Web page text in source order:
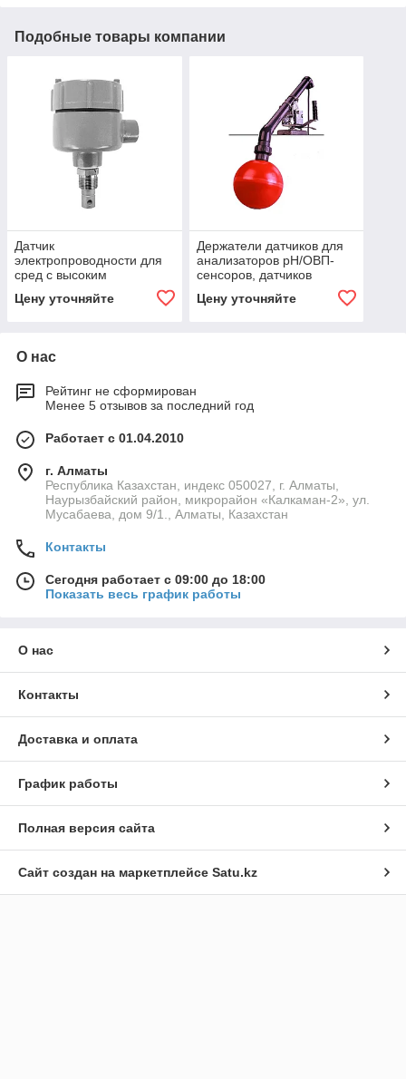
Подобные товары компании
Датчик
электропроводности для
сред с высоким
температурой SC42/SX42
Цену уточняйте
Держатели датчиков для
анализаторов pH/ОВП-
сенсоров, датчиков
растворенного кислорода
и взвешенных веществ
Цену уточняйте
О нас
Рейтинг не сформирован
Менее 5 отзывов за последний год
Работает с 01.04.2010
г. Алматы
Республика Казахстан, индекс 050027, г. Алматы,
Наурызбайский район, микрорайон «Калкаман-2», ул.
Мусабаева, дом 9/1., Алматы, Казахстан
Контакты
Сегодня работает с 09:00 до 18:00
Показать весь график работы
О нас
Контакты
Доставка и оплата
График работы
Полная версия сайта
Сайт создан на маркетплейсе Satu.kz